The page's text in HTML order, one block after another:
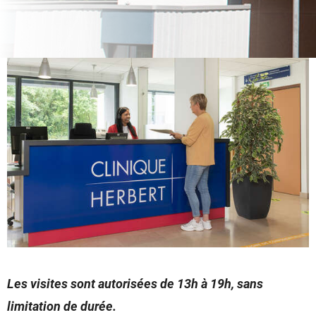
Les visites sont autorisées de 13h à 19h, sans
limitation de durée.